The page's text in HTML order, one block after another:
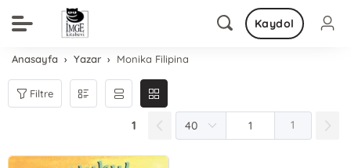
Kaydol
Anasayfa Yazar Monika Filipina
Filtre
1 1